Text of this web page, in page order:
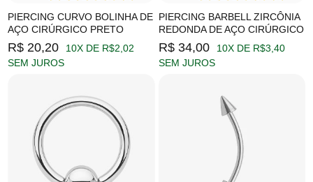
PIERCING CURVO BOLINHA DE
AÇO CIRÚRGICO PRETO
R$ 20,20
10X DE R$2,02
SEM JUROS
PIERCING BARBELL ZIRCÔNIA
REDONDA DE AÇO CIRÚRGICO
R$ 34,00
10X DE R$3,40
SEM JUROS